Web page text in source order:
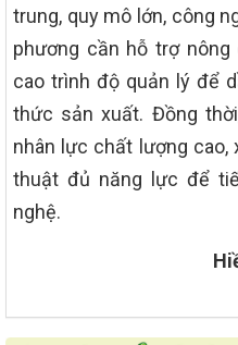
trung, quy mô lớn, công
phương cần hỗ trợ nông
cao trình độ quản lý để
thức sản xuất. Đồng
nhân lực chất lượng cao,
thuật đủ năng lực để
nghệ.